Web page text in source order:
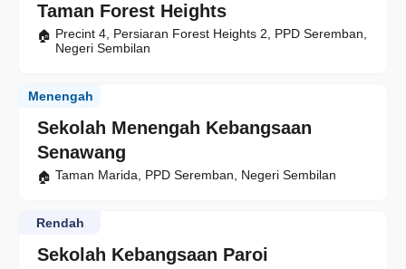
Taman Forest Heights
Precint 4, Persiaran Forest Heights 2, PPD Seremban,
Negeri Sembilan
Sekolah Menengah Kebangsaan
Senawang
Menengah
Taman Marida, PPD Seremban, Negeri Sembilan
Sekolah Kebangsaan Paroi
Rendah